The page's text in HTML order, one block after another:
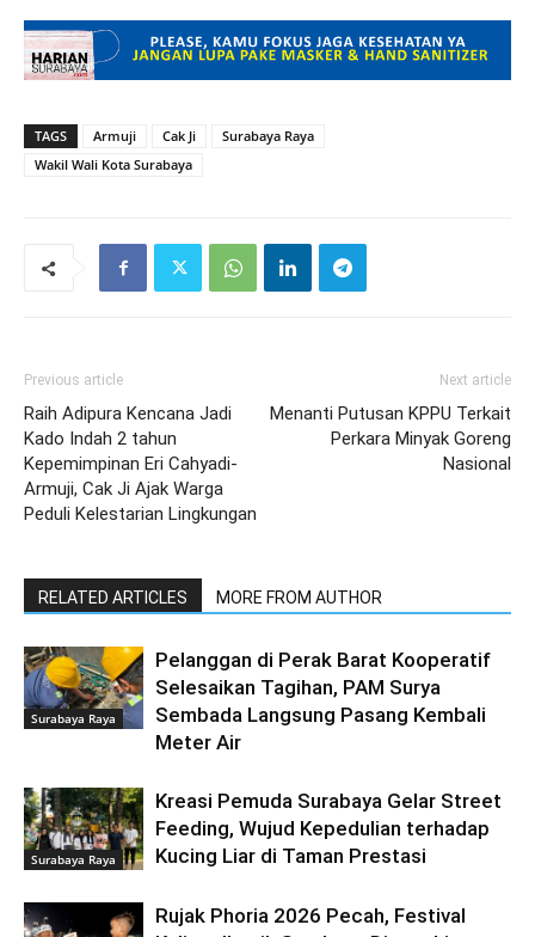
TAGS Armuji Cak Ji
Surabaya Raya
Wakil Wali Kota Surabaya
Previous article
Raih Adipura Kencana Jadi
Kado Indah 2 tahun
Kepemimpinan Eri Cahyadi-
Armuji, Cak Ji Ajak Warga
Peduli Kelestarian Lingkungan
Next article
Menanti Putusan KPPU Terkait
Perkara Minyak Goreng
Nasional
RELATED ARTICLES MORE FROM AUTHOR
Surabaya Raya
Pelanggan di Perak Barat Kooperatif
Selesaikan Tagihan, PAM Surya
Sembada Langsung Pasang Kembali
Meter Air
Surabaya Raya
Kreasi Pemuda Surabaya Gelar Street
Feeding, Wujud Kepedulian terhadap
Kucing Liar di Taman Prestasi
Rujak Phoria 2026 Pecah, Festival